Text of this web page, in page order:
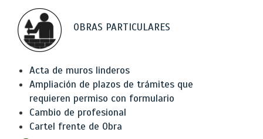
OBRAS PARTICULARES
Acta de muros linderos
Ampliación de plazos de trámites que
requieren permiso con formulario
Cambio de profesional
Cartel frente de Obra